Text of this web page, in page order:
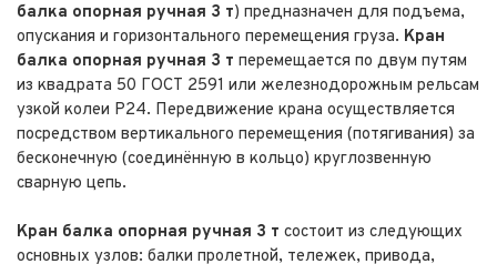
балка опорная ручная 3 т) предназначен для подъема,
опускания и горизонтального перемещения груза. Кран
балка опорная ручная 3 т перемещается по двум путям
из квадрата 50 ГОСТ 2591 или железнодорожным рельсам
узкой колеи Р24. Передвижение крана осуществляется
посредством вертикального перемещения (потягивания) за
бесконечную (соединённую в кольцо) круглозвенную
сварную цепь.
Кран балка опорная ручная 3 т состоит из следующих
основных узлов: балки пролетной, тележек, привода,